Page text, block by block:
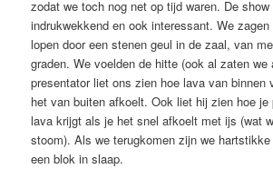
zodat we toch nog net op tijd waren. De show
indrukwekkend en ook interessant. We
lopen door een stenen geul in de zaal, van
graden. We voelden de hitte (ook al zaten we
presentator liet ons zien hoe lava van binnen
het van buiten afkoelt. Ook liet hij zien hoe
lava krijgt als je het snel afkoelt met ijs (wat
stoom). Als we terugkomen zijn we
een blok in slaap.